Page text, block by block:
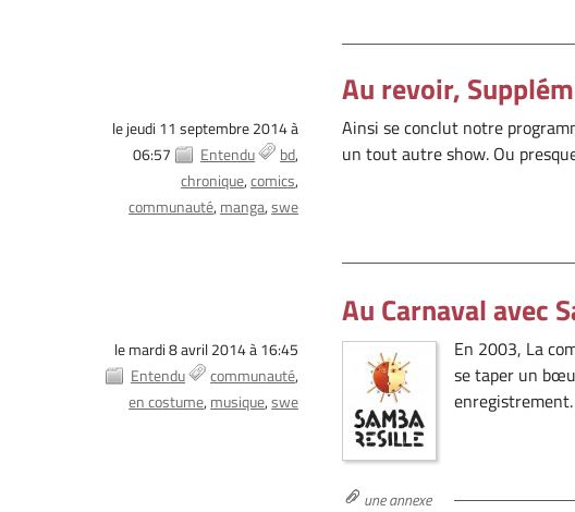
Au revoir,
le jeudi 11 septembre 2014 à
06:57
Entendu
bd
chronique comics
communauté manga swe
Ainsi se conclut notre
un tout autre show. Ou
Au Carnaval avec
le mardi 8 avril 2014 à 16:45
Entendu
communauté
en costume musique swe
En 2003, La
se taper un
enregistrement.
une annexe